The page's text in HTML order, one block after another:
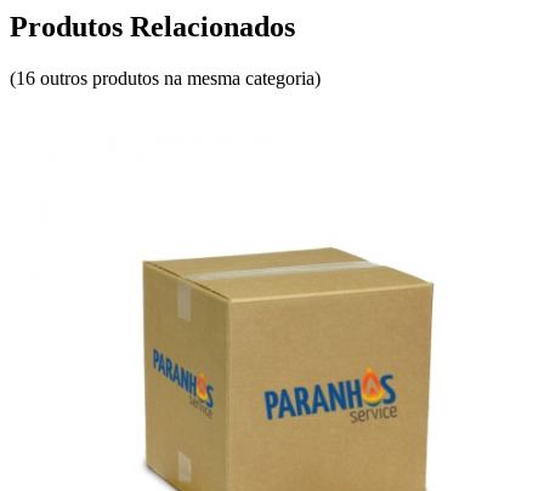
Produtos Relacionados
(16 outros produtos na mesma categoria)